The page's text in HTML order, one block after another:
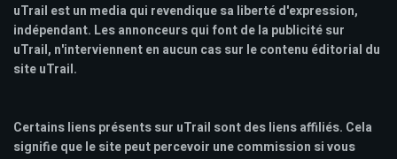
uTrail est un media qui revendique sa liberté d'expression,
indépendant. Les annonceurs qui font de la publicité sur
uTrail, n'interviennent en aucun cas sur le contenu éditorial du
site uTrail.
Certains liens présents sur uTrail sont des liens affiliés. Cela
signifie que le site peut percevoir une commission si vous